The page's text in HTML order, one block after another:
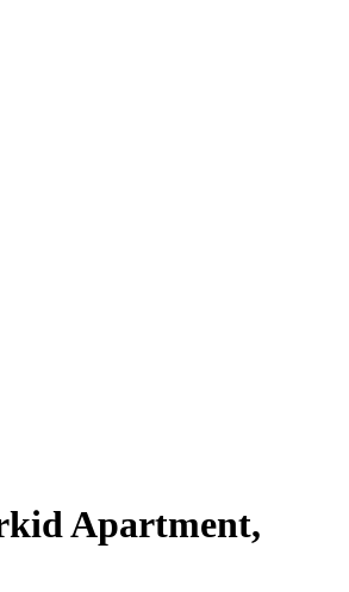
Apartment,